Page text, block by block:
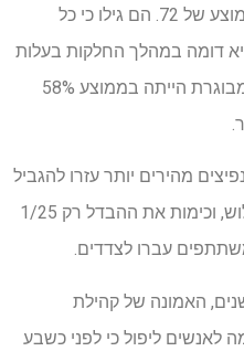
גיל ממוצע של 26 והשני עם גיל ממוצע של 72. הם גילו כי כל
דומה במהלך החלקות בעלות
חומרה דומה; עם זאת, הקבוצה המבוגרת הייתה בממוצע 58%
מהירים יותר עזרו להגביל
את תנועת הגוף המלא במהלך תלוש, וכימות את ההבדל רק 1/25
עברו לצדדים.
האמונה של קהילת
לאנשים ליפול כי לפני כשבע